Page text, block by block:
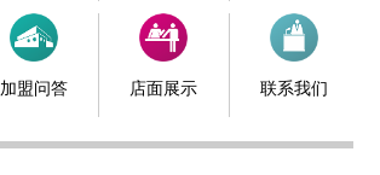
加盟问答 店面展示 联系我们